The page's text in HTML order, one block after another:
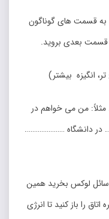
به قسمت های گوناگون
بعدی بروید.
انگیزه بیشتر)
مثلاً: من می خواهم در
در دانشگاه ………………….
لوکس بخرید همین
را باز کنید تا انرژی